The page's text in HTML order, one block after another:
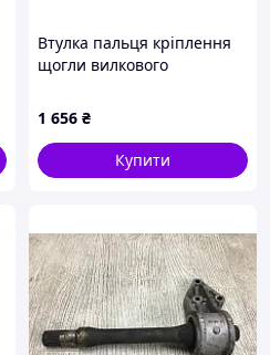
Втулка пальця кріплення
щогли вилкового
Jungheinrich 52023510
1 656 ₴
Купити